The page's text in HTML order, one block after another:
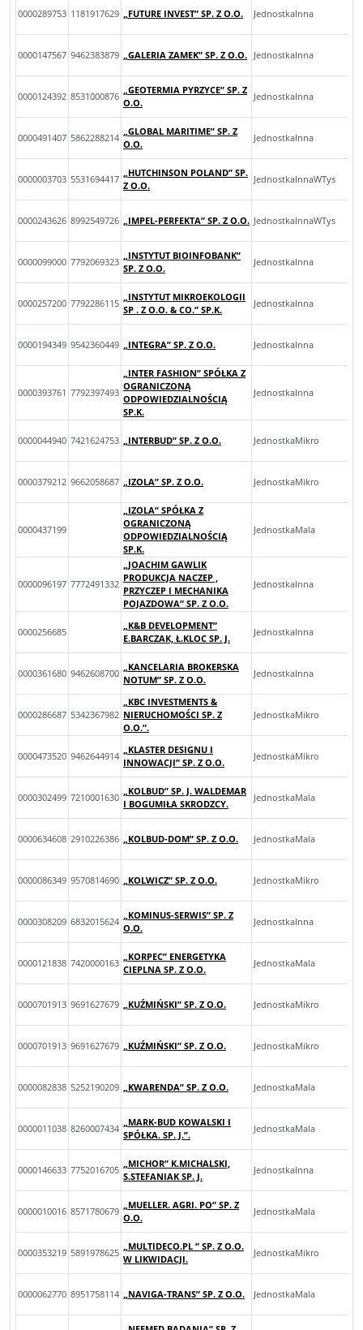
0000289753 1181917629 „FUTURE INVEST” SP. Z O.O. JednostkaInna
0000147567 9462383879 „GALERIA ZAMEK” SP. Z O.O. JednostkaInna
0000124392 8531000876
„GEOTERMIA PYRZYCE” SP. Z
O.O.
JednostkaInna
0000491407 5862288214
„GLOBAL MARITIME” SP. Z
O.O.
JednostkaInna
0000003703 5531694417
„HUTCHINSON POLAND” SP.
Z O.O.
JednostkaInnaWTys
0000243626 8992549726 „IMPEL-PERFEKTA” SP. Z O.O. JednostkaInnaWTys
0000099000 7792069323
„INSTYTUT BIOINFOBANK”
SP. Z O.O.
JednostkaInna
0000257200 7792286115
„INSTYTUT MIKROEKOLOGII
SP . Z O.O. & CO.” SP.K.
JednostkaInna
0000194349 9542360449 „INTEGRA” SP. Z O.O. JednostkaInna
0000393761 7792397493
„INTER FASHION” SPÓŁKA Z
OGRANICZONĄ
ODPOWIEDZIALNOŚCIĄ
SP.K.
JednostkaInna
0000044940 7421624753 „INTERBUD” SP. Z O.O. JednostkaMikro
0000379212 9662058687 „IZOLA” SP. Z O.O. JednostkaMikro
0000437199
„IZOLA” SPÓŁKA Z
OGRANICZONĄ
ODPOWIEDZIALNOŚCIĄ
SP.K.
JednostkaMala
0000096197 7772491332
„JOACHIM GAWLIK
PRODUKCJA NACZEP ,
PRZYCZEP I MECHANIKA
POJAZDOWA” SP. Z O.O.
JednostkaInna
0000256685
„K&B DEVELOPMENT”
E.BARCZAK, Ł.KLOC SP. J.
JednostkaInna
0000361680 9462608700
„KANCELARIA BROKERSKA
NOTUM” SP. Z O.O.
JednostkaInna
0000286687 5342367982
„KBC INVESTMENTS &
NIERUCHOMOŚCI SP. Z
O.O.”.
JednostkaMikro
0000473520 9462644914
„KLASTER DESIGNU I
INNOWACJI” SP. Z O.O.
JednostkaMikro
0000302499 7210001630
„KOLBUD” SP. J. WALDEMAR
I BOGUMIŁA SKRODZCY.
JednostkaMala
0000634608 2910226386 „KOLBUD-DOM” SP. Z O.O. JednostkaMala
0000086349 9570814690 „KOLWICZ” SP. Z O.O. JednostkaMikro
0000308209 6832015624
„KOMINUS-SERWIS” SP. Z
O.O.
JednostkaInna
0000121838 7420000163
„KORPEC” ENERGETYKA
CIEPLNA SP. Z O.O.
JednostkaMala
0000701913 9691627679 „KUŹMIŃSKI” SP. Z O.O. JednostkaMikro
0000701913 9691627679 „KUŹMIŃSKI” SP. Z O.O. JednostkaMikro
0000082838 5252190209 „KWARENDA” SP. Z O.O. JednostkaMala
0000011038 8260007434
„MARK-BUD KOWALSKI I
SPÓŁKA. SP. J.”.
JednostkaMala
0000146633 7752016705
„MICHOR” K.MICHALSKI,
S.STEFANIAK SP. J.
JednostkaInna
0000010016 8571780679
„MUELLER. AGRI. PO” SP. Z
O.O.
JednostkaMala
0000353219 5891978625
„MULTIDECO.PL ” SP. Z O.O.
W LIKWIDACJI.
JednostkaMikro
0000062770 8951758114 „NAVIGA-TRANS” SP. Z O.O. JednostkaMala